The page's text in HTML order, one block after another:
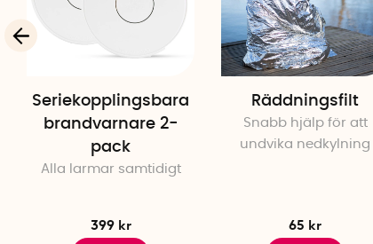
Seriekopplingsbara
brandvarnare 2-
pack
Alla larmar samtidigt
399 kr
Räddningsfilt
Snabb hjälp för att
undvika nedkylning
65 kr